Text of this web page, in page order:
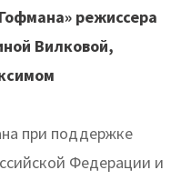
режиссера
Вилковой,
при поддержке
Федерации и